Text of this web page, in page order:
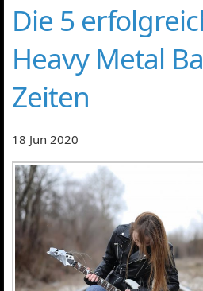
Die 5
Heavy Metal
Zeiten
18 Jun 2020